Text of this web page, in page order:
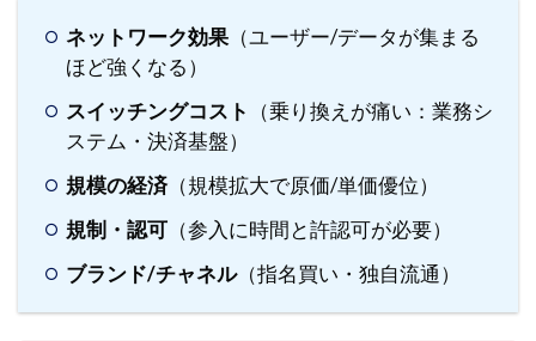
ス
ス
タ
デ
ィ
6.1
内）：売
>30％・
粗利
ネットワーク効果 （ユーザー/データが集まる
ほど強くなる）
スイッチングコスト
（乗り換えが痛い：業務シ
ステム・決済基盤）
規模の経済（規模拡大で原価/単価優位）
規制・認可 （参入に時間と許認可が必要）
ブランド/チャネル（指名買い・独自流通）